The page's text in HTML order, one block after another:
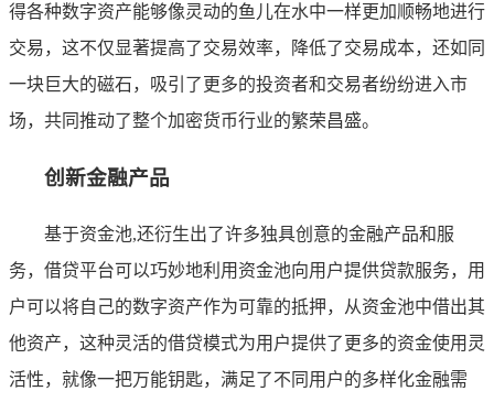
得各种数字资产能够像灵动的鱼儿在水中一样更加顺畅地进行
交易，这不仅显著提高了交易效率，降低了交易成本，还如同
一块巨大的磁石，吸引了更多的投资者和交易者纷纷进入市
场，共同推动了整个加密货币行业的繁荣昌盛。
创新金融产品
基于资金池,还衍生出了许多独具创意的金融产品和服
务，借贷平台可以巧妙地利用资金池向用户提供贷款服务，用
户可以将自己的数字资产作为可靠的抵押，从资金池中借出其
他资产，这种灵活的借贷模式为用户提供了更多的资金使用灵
活性，就像一把万能钥匙，满足了不同用户的多样化金融需